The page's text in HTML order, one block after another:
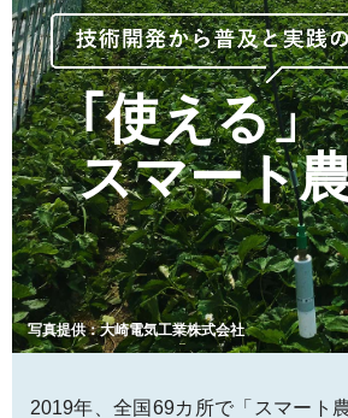
｢使える」
スマート
写真提供：大崎電気工業株式会社
2019年、全国69カ所で「スマート